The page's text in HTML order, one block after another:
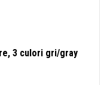
3 culori gri/gray